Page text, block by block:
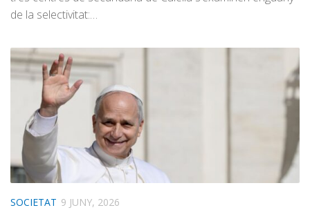
de la selectivitat:…
SOCIETAT 9 JUNY, 2026